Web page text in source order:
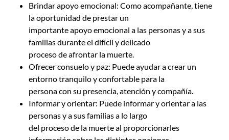
Brindar apoyo emocional: Como acompañante, tiene
la oportunidad de prestar un
importante apoyo emocional a las personas y a sus
familias durante el difícil y delicado
proceso de afrontar la muerte.
Ofrecer consuelo y paz: Puede ayudar a crear un
entorno tranquilo y confortable para la
persona con su presencia, atención y compañía.
Informar y orientar: Puede informar y orientar a las
personas y a sus familias a lo largo
del proceso de la muerte al proporcionarles